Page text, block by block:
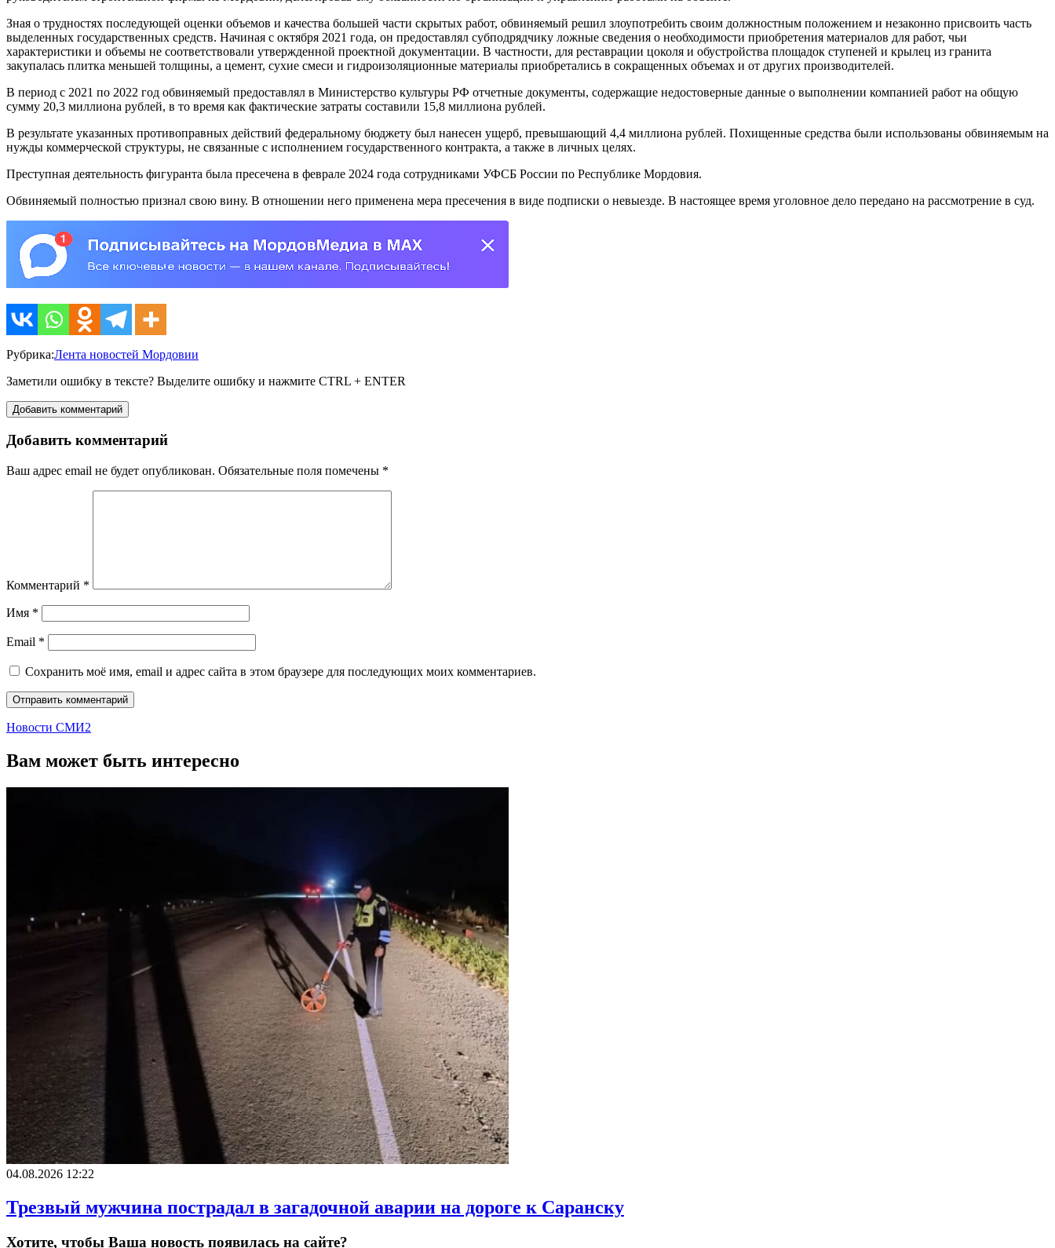
Зная о трудностях последующей оценки объемов и качества большей части скрытых работ, обвиняемый решил злоупотребить своим должностным положением и незаконно присвоить часть
выделенных государственных средств. Начиная с октября 2021 года, он предоставлял субподрядчику ложные сведения о необходимости приобретения материалов для работ, чьи
характеристики и объемы не соответствовали утвержденной проектной документации. В частности, для реставрации цоколя и обустройства площадок ступеней и крылец из гранита
закупалась плитка меньшей толщины, а цемент, сухие смеси и гидроизоляционные материалы приобретались в сокращенных объемах и от других производителей.
В период с 2021 по 2022 год обвиняемый предоставлял в Министерство культуры РФ отчетные документы, содержащие недостоверные данные о выполнении компанией работ на общую
сумму 20,3 миллиона рублей, в то время как фактические затраты составили 15,8 миллиона рублей.
В результате указанных противоправных действий федеральному бюджету был нанесен ущерб, превышающий 4,4 миллиона рублей. Похищенные средства были использованы обвиняемым на
нужды коммерческой структуры, не связанные с исполнением государственного контракта, а также в личных целях.
Преступная деятельность фигуранта была пресечена в феврале 2024 года сотрудниками УФСБ России по Республике Мордовия.
Обвиняемый полностью признал свою вину. В отношении него применена мера пресечения в виде подписки о невыезде. В настоящее время уголовное дело передано на рассмотрение в суд.
Рубрика:Лента новостей Мордовии
Заметили ошибку в тексте? Выделите ошибку и нажмите CTRL + ENTER
Добавить комментарий
Добавить комментарий
Ваш адрес email не будет опубликован. Обязательные поля помечены *
Комментарий *
Имя *
Email *
Сохранить моё имя, email и адрес сайта в этом браузере для последующих моих комментариев.
Новости СМИ2
Вам может быть интересно
04.08.2026 12:22
Трезвый мужчина пострадал в загадочной аварии на дороге к Саранску
Хотите, чтобы Ваша новость появилась на сайте?